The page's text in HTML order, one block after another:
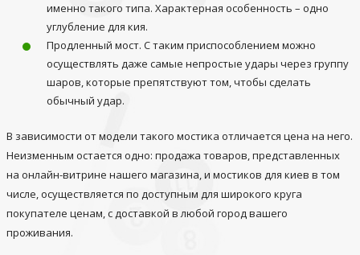
именно такого типа. Характерная особенность – одно
углубление для кия.
Продленный мост. С таким приспособлением можно
осуществлять даже самые непростые удары через группу
шаров, которые препятствуют том, чтобы сделать
обычный удар.
В зависимости от модели такого мостика отличается цена на него.
Неизменным остается одно: продажа товаров, представленных
на онлайн-витрине нашего магазина, и мостиков для киев в том
числе, осуществляется по доступным для широкого круга
покупателе ценам, с доставкой в любой город вашего
проживания.